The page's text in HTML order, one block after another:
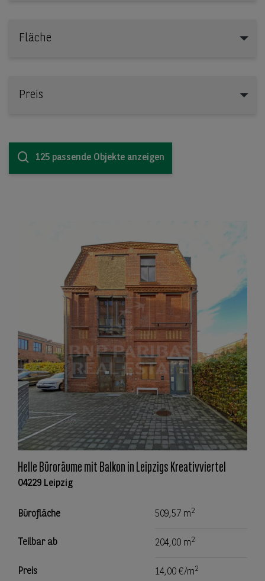
Fläche
Preis
125 passende Objekte anzeigen
Helle Büroräume mit Balkon in Leipzigs Kreativviertel
04229 Leipzig
Bürofläche 509,57 m2
Teilbar ab 204,00 m2
Preis 14,00 €/m2